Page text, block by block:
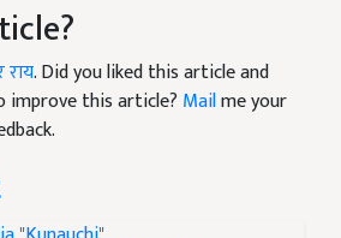
. Did you liked this article and
improve this article? Mailme your